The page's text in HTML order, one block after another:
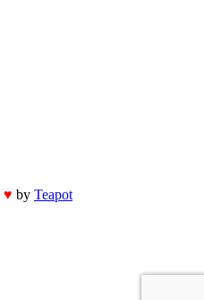
♥ by Teapot